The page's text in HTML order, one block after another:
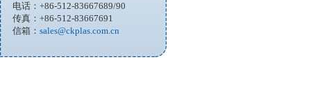
电话：+86-512-83667689/90
传真：+86-512-83667691
信箱： sales@ckplas.com.cn